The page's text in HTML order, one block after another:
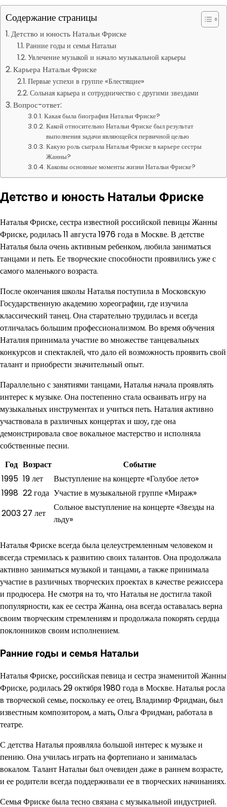
Содержание страницы
Детство и юность Натальи Фриске
Ранние годы и семья Натальи
Увлечение музыкой и начало музыкальной карьеры
Карьера Натальи Фриске
Первые успехи в группе «Блестящие»
Сольная карьера и сотрудничество с другими звездами
Вопрос-ответ:
Какая была биография Натальи Фриске?
Какой относительно Натальи Фриске был результат
выполнения задачи являющейся первичной целью
Какую роль сыграла Наталья Фриске в карьере сестры
Жанны?
Каковы основные моменты жизни Натальи Фриске?
Детство и юность Натальи Фриске
Наталья Фриске, сестра известной российской певицы Жанны
Фриске, родилась 11 августа 1976 года в Москве. В детстве
Наталья была очень активным ребенком, любила заниматься
танцами и петь. Ее творческие способности проявились уже с
самого маленького возраста.
После окончания школы Наталья поступила в Московскую
Государственную академию хореографии, где изучила
классический танец. Она старательно трудилась и всегда
отличалась большим профессионализмом. Во время обучения
Наталия принимала участие во множестве танцевальных
конкурсов и спектаклей, что дало ей возможность проявить свой
талант и приобрести значительный опыт.
Параллельно с занятиями танцами, Наталья начала проявлять
интерес к музыке. Она постепенно стала осваивать игру на
музыкальных инструментах и учиться петь. Наталия активно
участвовала в различных концертах и шоу, где она
демонстрировала свое вокальное мастерство и исполняла
собственные песни.
Год Возраст
Событие
1995 19 лет
Выступление на концерте «Голубое лето»
1998 22 года Участие в музыкальной группе «Мираж»
200327 лет
Сольное выступление на концерте «Звезды на
льду»
Наталья Фриске всегда была целеустремленным человеком и
всегда стремилась к развитию своих талантов. Она продолжала
активно заниматься музыкой и танцами, а также принимала
участие в различных творческих проектах в качестве режиссера
и продюсера. Не смотря на то, что Наталья не достигла такой
популярности, как ее сестра Жанна, она всегда оставалась верна
своим творческим стремлениям и продолжала покорять сердца
поклонников своим исполнением.
Ранние годы и семья Натальи
Наталья Фриске, российская певица и сестра знаменитой Жанны
Фриске, родилась 29 октября 1980 года в Москве. Наталья росла
в творческой семье, поскольку ее отец, Владимир Фридман, был
известным композитором, а мать, Ольга Фридман, работала в
театре.
С детства Наталья проявляла большой интерес к музыке и
пению. Она училась играть на фортепиано и занималась
вокалом. Талант Натальи был очевиден даже в раннем возрасте,
и ее родители всегда поддерживали ее в творческих начинаниях.
Семья Фриске была тесно связана с музыкальной индустрией.